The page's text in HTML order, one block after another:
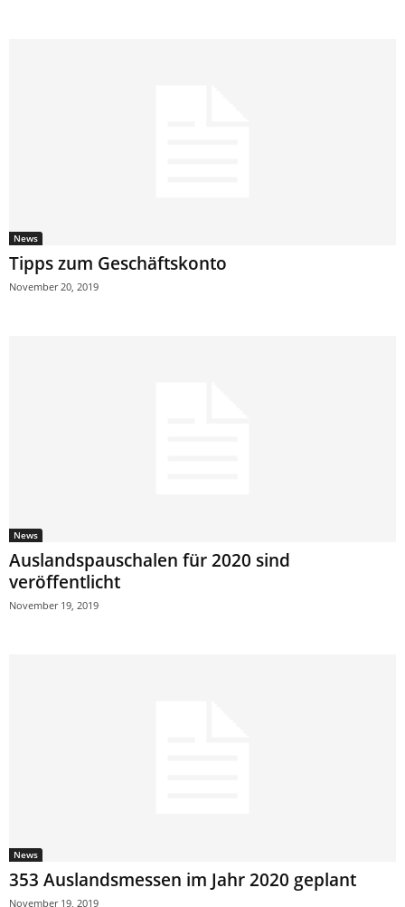
News
Tipps zum Geschäftskonto
November 20, 2019
News
Auslandspauschalen für 2020 sind
veröffentlicht
November 19, 2019
News
353 Auslandsmessen im Jahr 2020 geplant
November 19, 2019